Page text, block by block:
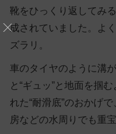
靴をひっくり返してみ
成されていました。よ
ズラリ。
車のタイヤのように溝
と“ギュッ”と地面を掴
れた“耐滑底”のおかげ
房などの水周りでも重宝